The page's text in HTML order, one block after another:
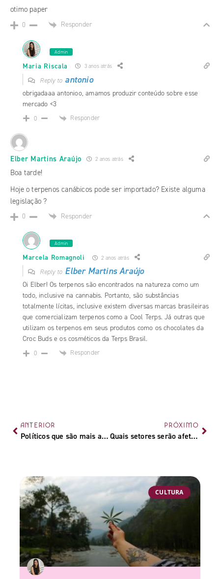
otimo paper
0 Responder
Admin
Maria Riscala 3 anos atrás
Reply to antonio
obrigadaaa antonioo, amamos produzir conteúdo sobre esse
mercado <3
0 Responder
Elber Martins Araújo 2 anos atrás
Boa tarde!
Hoje o terpenos canábicos pode ser importado? Existe alguma
legislação ?
0 Responder
Admin
Marcela Romagnoli 2 anos atrás
Reply to Elber Martins Araújo
Oi Elber! Os terpenos são encontrados na natureza como um
todo, inclusive na cannabis. Portanto, são substâncias
totalmente lícitas, inclusive existem diversas marcas brasileiras
que comercializam terpenos como a Cool Terps. Já outras que
utilizam os terpenos em seus produtos como os chocolates da
Croc Buds e os cosméticos da Terps Brasil.
0 Responder
ANTERIOR
Políticos que são mais associados à cannabis pela mídia
PRÓXIMO
Quais setores serão afetados pela regulamentação da cannabis?
CULTURA